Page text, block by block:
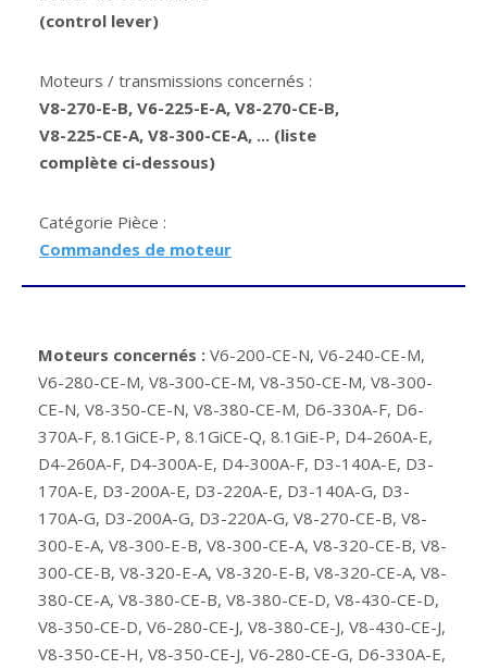
(control lever)
Moteurs / transmissions concernés :
V8-270-E-B, V6-225-E-A, V8-270-CE-B,
V8-225-CE-A, V8-300-CE-A, ... (liste
complète ci-dessous)
Catégorie Pièce :
Commandes de moteur
Moteurs concernés : V6-200-CE-N, V6-240-CE-M,
V6-280-CE-M, V8-300-CE-M, V8-350-CE-M, V8-300-
CE-N, V8-350-CE-N, V8-380-CE-M, D6-330A-F, D6-
370A-F, 8.1GiCE-P, 8.1GiCE-Q, 8.1GiE-P, D4-260A-E,
D4-260A-F, D4-300A-E, D4-300A-F, D3-140A-E, D3-
170A-E, D3-200A-E, D3-220A-E, D3-140A-G, D3-
170A-G, D3-200A-G, D3-220A-G, V8-270-CE-B, V8-
300-E-A, V8-300-E-B, V8-300-CE-A, V8-320-CE-B, V8-
300-CE-B, V8-320-E-A, V8-320-E-B, V8-320-CE-A, V8-
380-CE-A, V8-380-CE-B, V8-380-CE-D, V8-430-CE-D,
V8-350-CE-D, V6-280-CE-J, V8-380-CE-J, V8-430-CE-J,
V8-350-CE-H, V8-350-CE-J, V6-280-CE-G, D6-330A-E,